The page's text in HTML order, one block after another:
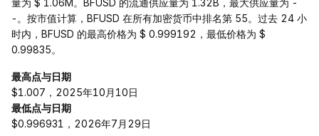
量为 $ 1.06M。BFUSD 的流通供应量为 1.32B，最大供应量为 -
-。按市值计算，BFUSD 在所有加密货币中排名第 55。过去 24 小
时内，BFUSD 的最高价格为 $ 0.999192，最低价格为 $
0.99835。
最高点与日期
$1.007，2025年10月10日
最低点与日期
$0.996931，2026年7月29日